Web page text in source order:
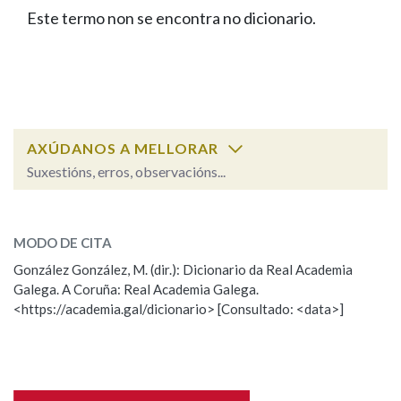
FIGURAS HOMENAXEADAS
PORTAL DAS PALABRAS
Facebook
TwitterYoutubeInstagram
Bluesky
BUSCAR NOS LEMAS
Remata por
BUSCAR NO CONTIDO
Nas definicións
Este termo non se encontra no dicionario.
AXÚDANOS A MELLORAR
Suxestións, erros, observacións...
Observación
Nome
MODO DE CITA
González González, M. (dir.): Dicionario da Real Academia
Galega. A Coruña: Real Academia Galega.
<https://academia.gal/dicionario> [Consultado: <data>]